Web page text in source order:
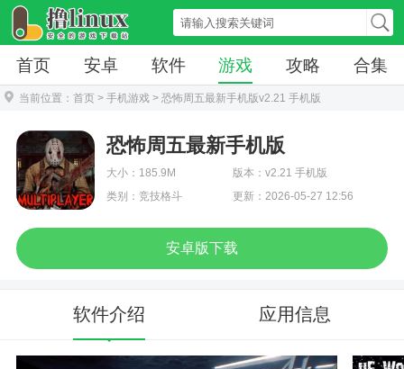
首页 安卓 软件 游戏 攻略 合集
当前位置： 首页 > 手机游戏 > 恐怖周五最新手机版v2.21 手机版
恐怖周五最新手机版
大小：185.9M
版本：v2.21 手机版
类别：竞技格斗
更新：2026-05-27 12:56
安卓版下载
软件介绍 应用信息